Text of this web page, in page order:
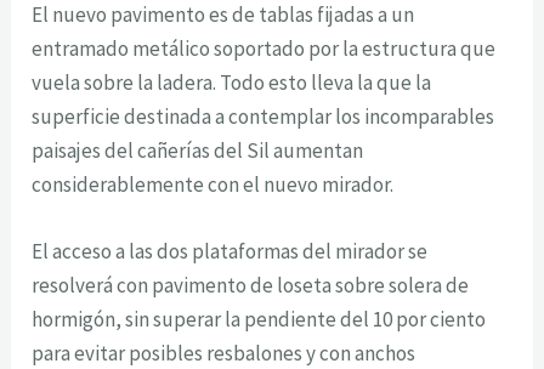
El nuevo pavimento es de tablas fijadas a un
entramado metálico soportado por la estructura que
vuela sobre la ladera. Todo esto lleva la que la
superficie destinada a contemplar los incomparables
paisajes del cañerías del Sil aumentan
considerablemente con el nuevo mirador.
El acceso a las dos plataformas del mirador se
resolverá con pavimento de loseta sobre solera de
hormigón, sin superar la pendiente del 10 por ciento
para evitar posibles resbalones y con anchos